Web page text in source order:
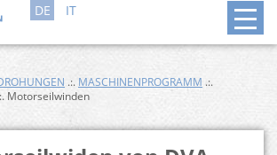
DE IT
.:. MASCHINENPROGRAMM .:.
Motorseilwinden